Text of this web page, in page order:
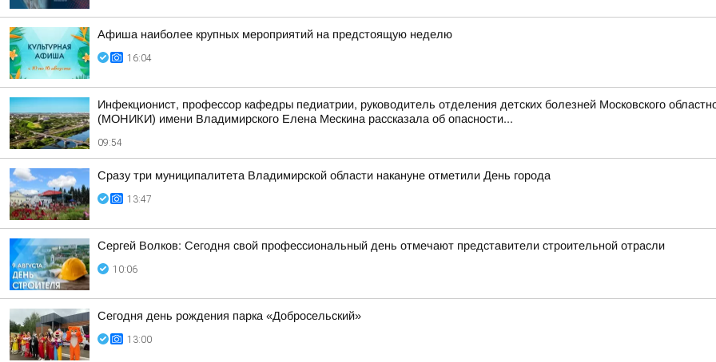
Афиша наиболее крупных мероприятий на предстоящую неделю
16:04
Инфекционист, профессор кафедры педиатрии, руководитель отделения детских болезней Московского
(МОНИКИ) имени Владимирского Елена Мескина рассказала об опасности...
09:54
Сразу три муниципалитета Владимирской области накануне отметили День города
13:47
Сергей Волков: Сегодня свой профессиональный день отмечают представители строительной отрасли
10:06
Сегодня день рождения парка «Добросельский»
13:00